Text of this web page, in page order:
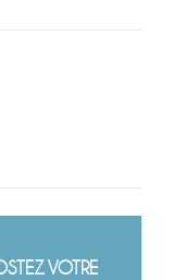
VOTRE